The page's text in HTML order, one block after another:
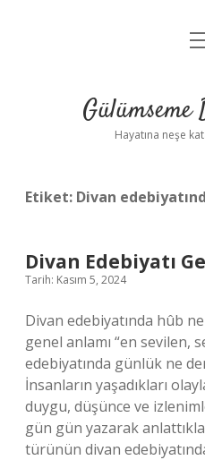
Yasal
Gülümseme
Hayatına neşe
Etiket: Divan
Divan Edebiyatı
Tarih: Kasım 5, 2024
Divan edebiyatında hûb
genel anlamı “en sevilen,
edebiyatında günlük ne
İnsanların yaşadıkları
duygu, düşünce ve
gün gün yazarak
türünün divan